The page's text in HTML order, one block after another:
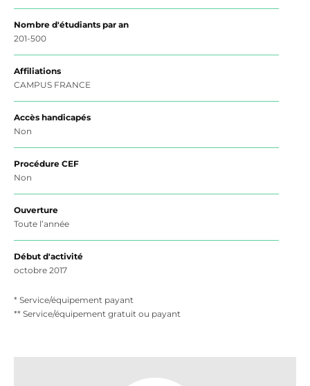
Nombre d'étudiants par an
201-500
Affiliations
CAMPUS FRANCE
Accès handicapés
Non
Procédure CEF
Non
Ouverture
Toute l’année
Début d'activité
octobre 2017
* Service/équipement payant
** Service/équipement gratuit ou payant